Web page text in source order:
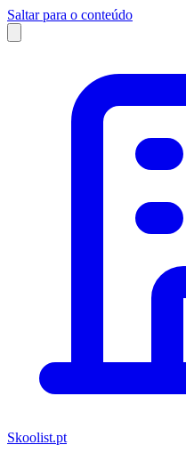
Saltar para o conteúdo
Skoolist.pt